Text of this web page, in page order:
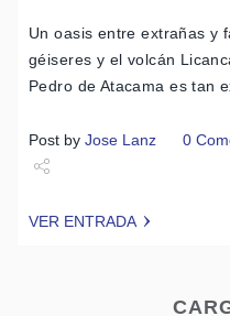
Un oasis entre extrañas y
géiseres y el volcán
Pedro de Atacama es tan
Post by Jose Lanz 0
VER ENTRADA